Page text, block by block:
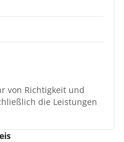
von Richtigkeit und
die Leistungen